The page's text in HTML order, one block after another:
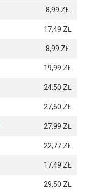
8,99 ZŁ
17,49 ZŁ
8,99 ZŁ
19,99 ZŁ
24,50 ZŁ
27,60 ZŁ
27,99 ZŁ
22,77 ZŁ
17,49 ZŁ
29,50 ZŁ